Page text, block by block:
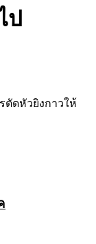
ป
ดหัวยิงกาวให้